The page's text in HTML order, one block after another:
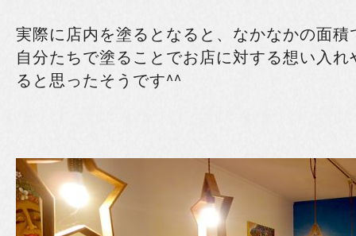
実際に店内を塗るとなると、なかなかの面
自分たちで塗ることでお店に対する想い入
ると思ったそうです^^